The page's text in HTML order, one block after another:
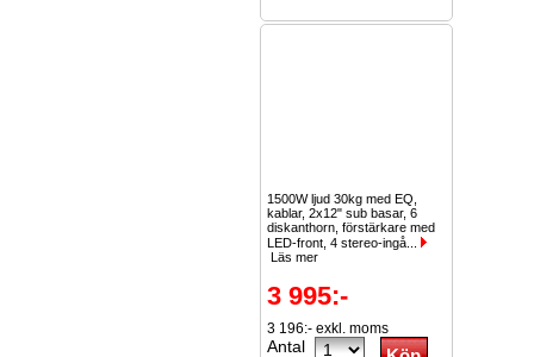
1500W ljud 30kg med EQ,
kablar, 2x12" sub basar, 6
diskanthorn, förstärkare med
LED-front, 4 stereo-ingå...
Läs mer
3 995:-
3 196:- exkl. moms
Antal